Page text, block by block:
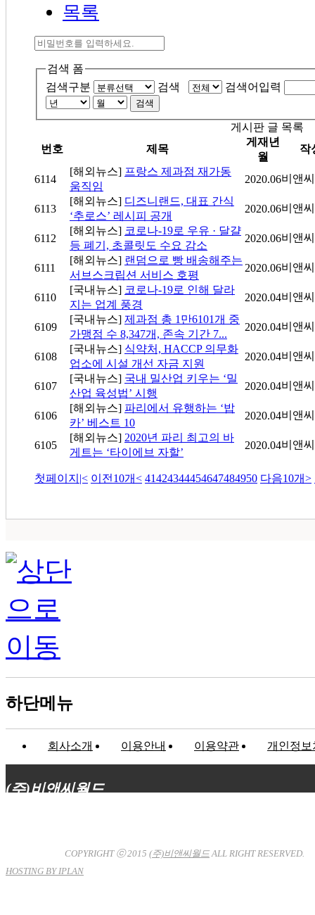
목록
검색 폼
검색구분
검색 검색어입력
검색
게시판 글 목록
번호
제목
게재년
월
작
6114
[해외뉴스] 프랑스 제과점 재가동
움직임
2020.06비앤
6113
[해외뉴스] 디즈니랜드, 대표 간식
‘추로스’ 레시피 공개
2020.06비앤
6112
[해외뉴스] 코로나-19로 우유 · 달걀
등 폐기, 초콜릿도 수요 감소
2020.06비앤
6111
[해외뉴스] 랜덤으로 빵 배송해주는
서브스크립션 서비스 호평
2020.06비앤
6110
[국내뉴스] 코로나-19로 인해 달라
지는 업계 풍경
2020.04비앤
6109
[국내뉴스] 제과점 총 1만6101개 중
가맹점 수 8,347개, 존속 기간 7...
2020.04비앤
6108
[국내뉴스] 식약처, HACCP 의무화
업소에 시설 개선 자금 지원
2020.04비앤
6107
[국내뉴스] 국내 밀산업 키우는 ‘밀
산업 육성법’ 시행
2020.04비앤
6106
[해외뉴스] 파리에서 유행하는 ‘밥
카’ 베스트 10
2020.04비앤
6105
[해외뉴스] 2020년 파리 최고의 바
게트는 ‘타이에브 자할’
2020.04비앤
첫페이지 |< 이전10개< 41424344454647484950 다음10개>
하단메뉴
회사소개 이용안내 이용약관 개인정보
(주)비앤씨월드
COPYRIGHT ⓒ 2015 (주)비앤씨월드ALL RIGHT RESERVED.
HOSTING BY IPLAN